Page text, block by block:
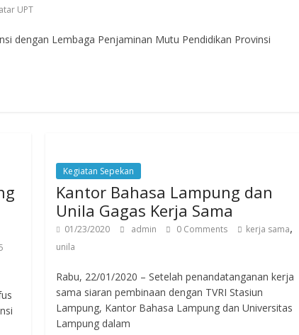
UPT
dengan Lembaga Penjaminan Mutu Pendidikan Provinsi
Kegiatan Sepekan
Kantor Bahasa Lampung dan
Unila Gagas Kerja Sama
01/23/2020 admin 0 Comments kerja sama,
unila
Rabu, 22/01/2020 – Setelah penandatanganan kerja
sama siaran pembinaan dengan TVRI Stasiun
Lampung, Kantor Bahasa Lampung dan Universitas
Lampung dalam